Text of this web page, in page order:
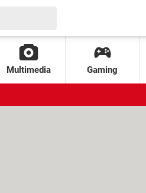
Multimedia Gaming